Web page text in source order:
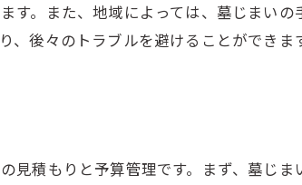
す。また、地域によっては、墓じまい
、後々のトラブルを避けることができ
見積もりと予算管理です。まず、墓じ